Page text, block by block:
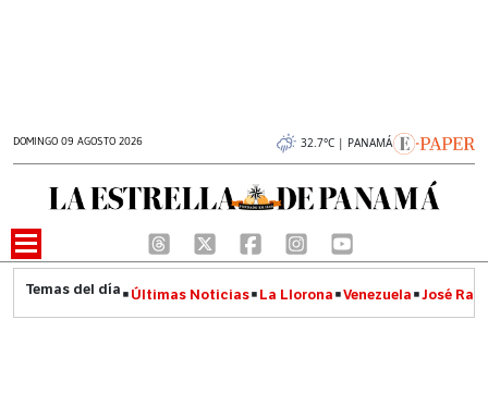
DOMINGO 09 AGOSTO 2026 32.7°C | PANAMÁ
Últimas Noticias La Llorona Venezuela José